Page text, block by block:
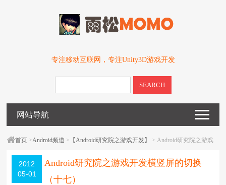
专注移动互联网，专注Unity3D游戏开发
SEARCH
网站导航
首页 >Android频道 > 【Android研究院之游戏开发】
> Android研究院之游戏
2012
05-01
Android研究院之游戏开发横竖屏的切换
（十七）